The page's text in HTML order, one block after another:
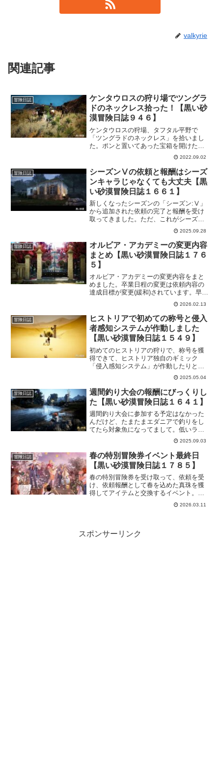
valkyrie
関連記事
冒険日誌
ケンタウロスの狩り場でツングラ
ドのネックレス拾った！【黒い砂
漠冒険日誌９４６】
ケンタウロスの狩場、タフタル平野で
「ツングラドのネックレス」を拾いまし
た。ポンと置いてあった宝箱を開けたら
出て来ました。こんなことがあるんだな
ーって感じで嬉しかったｗけど、ここで
運を使ってしまうというのは考え物で
す。ガチャ運がないのに…。
2022.09.02
冒険日誌
シーズンⅤの依頼と報酬はシーズ
ンキャラじゃなくても大丈夫【黒
い砂漠冒険日誌１６６１】
新しくなったシーズンの「シーズン:Ⅴ」
から追加された依頼の完了と報酬を受け
取ってきました。ただ、これがシーズン
キャラでなくてもOKというのが、いい感
じです。シーズンキャラだとしばらくか
かりそうだと思ってたので、思うの他早
く獲得出来てよかったです！
2025.09.28
冒険日誌
オルビア・アカデミーの変更内容
まとめ【黒い砂漠冒険日誌１７６
５】
オルビア・アカデミーの変更内容をまと
めました。卒業日程の変更は依頼内容の
達成目標が変更(緩和)されています。早く
卒業したかった冒険者さんも居るでしょ
うし、達成目標が遠くてグダグダになっ
ていた冒険者さんも居るかもしれない。
なので、これですっきり完了させておき
ましょう！
2026.02.13
冒険日誌
ヒストリアで初めての称号と侵入
者感知システムが作動しました
【黒い砂漠冒険日誌１５４９】
初めてのヒストリアの狩りで、称号を獲
得できて、ヒストリア独自のギミック
「侵入感知システム」が作動したりと、
楽しかったです。ただ、残念ながら討伐
数を考えると群れが少なくて思い通りの
結果にはなりませんでした。マルニの密
室だとこの程度なのかな。
2025.05.04
冒険日誌
週間釣り大会の報酬にびっくりし
た【黒い砂漠冒険日誌１６４１】
週間釣り大会に参加する予定はなかった
んだけど、たまたまエダニアで釣りをし
てたら対象魚になってまして。低いラン
キングだから報酬もないだろうって思っ
てたけど、報酬もらえました。そして開
けた時は気付かなかったけど、さっき見
直してびっくりしました。
2025.09.03
冒険日誌
春の特別冒険券イベント最終日
【黒い砂漠冒険日誌１７８５】
春の特別冒険券を受け取って、依頼を受
け、依頼報酬として春を込めた真珠を獲
得してアイテムと交換するイベント。明
日メンテというギリギリの最終日で全部
のアイテムと交換することができまし
2026.03.11
スポンサーリンク